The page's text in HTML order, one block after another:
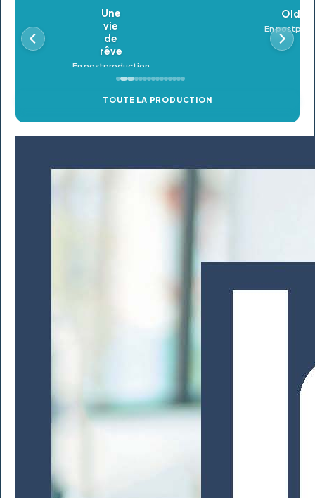
Oldeupe
En postproduction
TOUTE LA PRODUCTION